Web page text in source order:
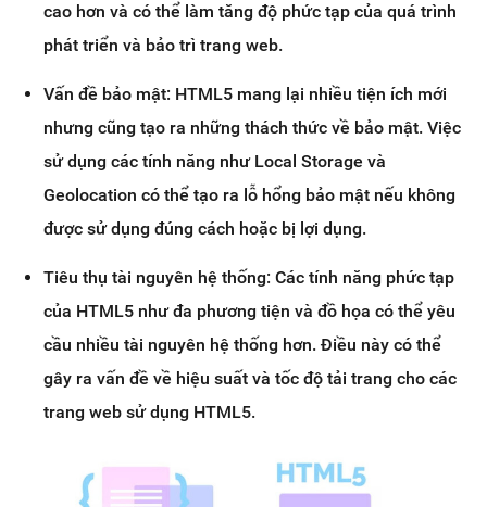
cao hơn và có thể làm tăng độ phức tạp của quá trình
phát triển và bảo trì trang web.
Vấn đề bảo mật: HTML5 mang lại nhiều tiện ích mới
nhưng cũng tạo ra những thách thức về bảo mật. Việc
sử dụng các tính năng như Local Storage và
Geolocation có thể tạo ra lỗ hổng bảo mật nếu không
được sử dụng đúng cách hoặc bị lợi dụng.
Tiêu thụ tài nguyên hệ thống: Các tính năng phức tạp
của HTML5 như đa phương tiện và đồ họa có thể yêu
cầu nhiều tài nguyên hệ thống hơn. Điều này có thể
gây ra vấn đề về hiệu suất và tốc độ tải trang cho các
trang web sử dụng HTML5.